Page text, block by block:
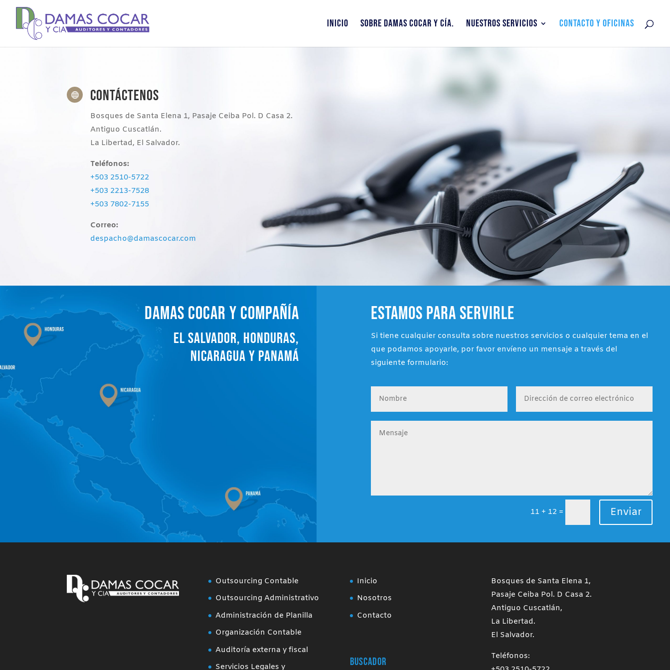
INICIO SOBRE DAMAS COCAR Y CÍA. NUESTROS SERVICIOS CONTACTO Y OFICINAS
 CONTÁCTENOS
Bosques de Santa Elena 1, Pasaje Ceiba Pol. D Casa 2.
Antiguo Cuscatlán.
La Libertad, El Salvador.
Teléfonos:
+503 2510-5722
+503 2213-7528
+503 7802-7155
Correo:
despacho@damascocar.com
DAMAS COCAR Y COMPAÑÍA
EL SALVADOR, HONDURAS,
NICARAGUA Y PANAMÁ
ESTAMOS PARA SERVIRLE
Si tiene cualquier consulta sobre nuestros servicios o cualquier tema en el
que podamos apoyarle, por favor envíeno un mensaje a través del
siguiente formulario:
11 + 12= Enviar
Outsourcing Contable
Outsourcing Administrativo
Administración de Planilla
Organización Contable
Auditoría externa y fiscal
Servicios Legales y
Inicio
Nosotros
Contacto
Buscador
Bosques de Santa Elena 1,
Pasaje Ceiba Pol. D Casa 2.
Antiguo Cuscatlán,
La Libertad.
El Salvador.
Teléfonos: